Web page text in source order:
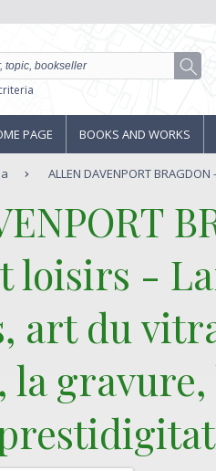
PAGE BOOKS AND WORKS
ALLEN DAVENPORT
loisirs -
art du